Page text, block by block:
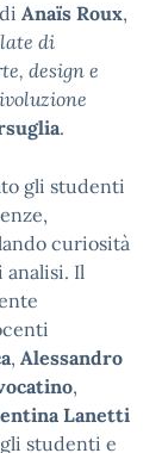
di Anaïs Roux,
di
design e
.
gli studenti
curiosità
Il
, Alessandro
,
Lanetti
studenti e